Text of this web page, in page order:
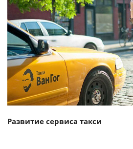
Смотреть проект
Развитие сервиса такси